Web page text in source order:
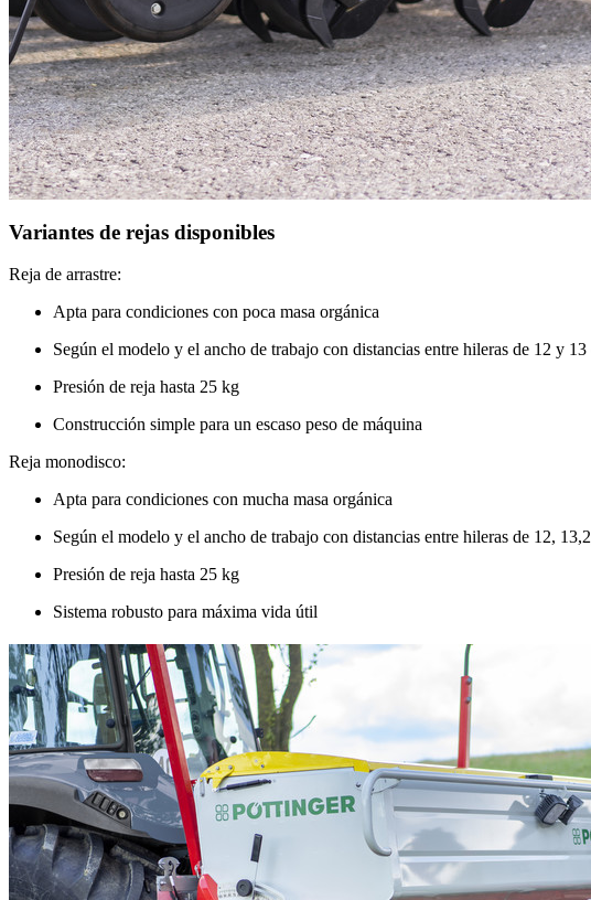
Variantes de rejas disponibles
Reja de arrastre:
Apta para condiciones con poca masa orgánica
Según el modelo y el ancho de trabajo con distancias entre hileras de 12 y 13
Presión de reja hasta 25 kg
Construcción simple para un escaso peso de máquina
Reja monodisco:
Apta para condiciones con mucha masa orgánica
Según el modelo y el ancho de trabajo con distancias entre hileras de 12,
Presión de reja hasta 25 kg
Sistema robusto para máxima vida útil